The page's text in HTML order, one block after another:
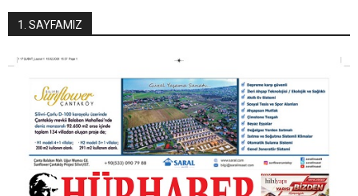
1. SAYFAMIZ